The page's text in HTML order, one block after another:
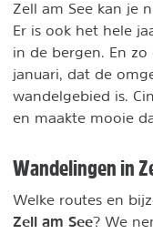
Zell am See kan je
Er is ook het hele
in de bergen. En
januari, dat de
wandelgebied is.
en maakte mooie
Wandelingen in
Welke routes en
Zell am See? We